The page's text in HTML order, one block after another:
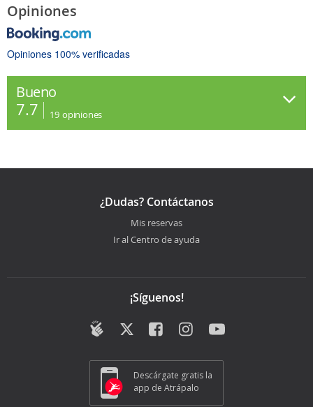
Opiniones
Opiniones 100% verificadas
Bueno
7.7 19 opiniones
¿Dudas? Contáctanos
Mis reservas
Ir al Centro de ayuda
¡Síguenos!
Descárgate gratis la
app de Atrápalo